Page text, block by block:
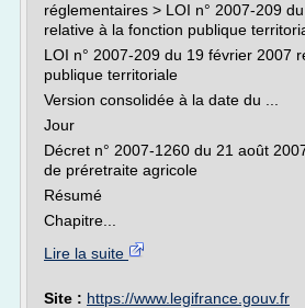
réglementaires > LOI n° 2007-209
relative à la fonction publique
LOI n° 2007-209 du 19 février 2007
publique territoriale
Version consolidée à la date du ...
Jour
Décret n° 2007-1260 du 21 août
de préretraite agricole
Résumé
Chapitre...
Lire la suite
Site : https://www.legifrance.gouv.fr